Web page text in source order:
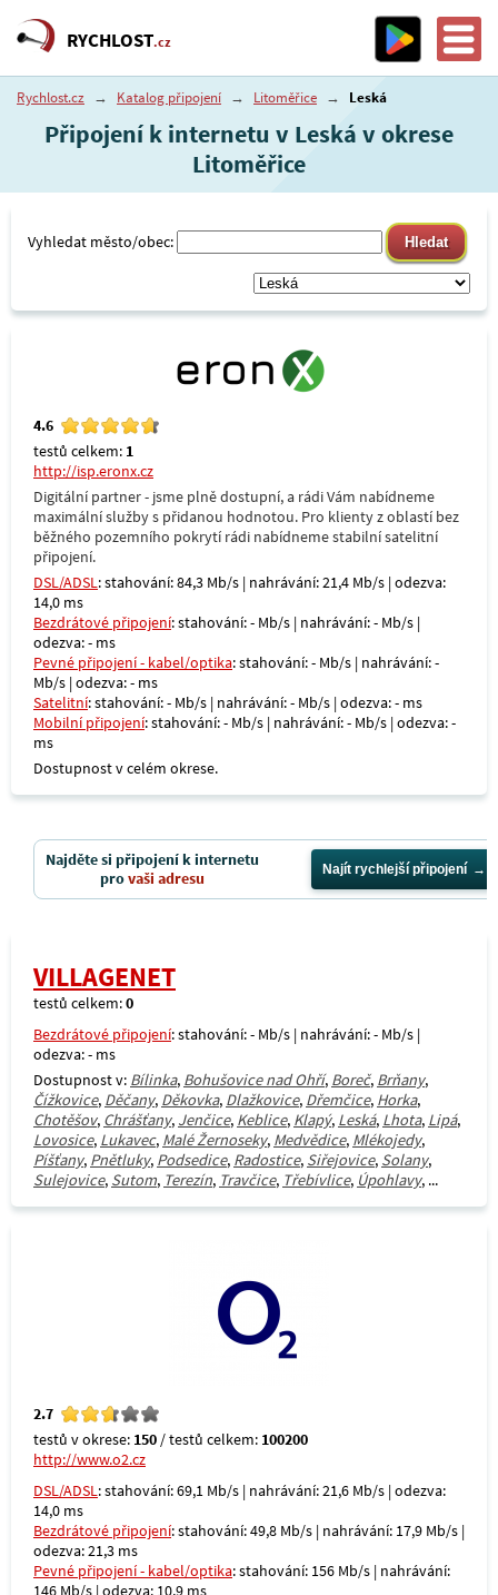
RYCHLOST.cz
Rychlost.cz → Katalog připojení → Litoměřice → Leská
Připojení k internetu v Leská v okrese
Litoměřice
Vyhledat město/obec:
4.6
testů celkem: 1
http://isp.eronx.cz
Digitální partner - jsme plně dostupní, a rádi Vám nabídneme
maximální služby s přidanou hodnotou. Pro klienty z oblastí bez
běžného pozemního pokrytí rádi nabídneme stabilní satelitní
připojení.
DSL/ADSL: stahování: 84,3 Mb/s | nahrávání: 21,4 Mb/s | odezva:
14,0 ms
Bezdrátové připojení: stahování: - Mb/s | nahrávání: - Mb/s |
odezva: - ms
Pevné připojení - kabel/optika: stahování: - Mb/s | nahrávání: -
Mb/s | odezva: - ms
Satelitní: stahování: - Mb/s | nahrávání: - Mb/s | odezva: - ms
Mobilní připojení: stahování: - Mb/s | nahrávání: - Mb/s | odezva: -
ms
Dostupnost v celém okrese.
Najděte si připojení k internetu
provaši adresu Najít rychlejší připojení
VILLAGENET
testů celkem:0
Bezdrátové připojení: stahování: - Mb/s | nahrávání: - Mb/s |
odezva: - ms
Dostupnost v: Bílinka, Bohušovice nad Ohří, Boreč, Brňany,
Čížkovice, Děčany, Děkovka, Dlažkovice, Dřemčice, Horka,
Chotěšov, Chrášťany, Jenčice, Keblice, Klapý, Leská, Lhota, Lipá,
Lovosice, Lukavec, Malé Žernoseky, Medvědice, Mlékojedy,
Píšťany, Pnětluky, Podsedice, Radostice, Siřejovice, Solany,
Sulejovice, Sutom, Terezín, Travčice, Třebívlice, Úpohlavy, ...
2.7
testů v okrese: 150 / testů celkem: 100200
http://www.o2.cz
DSL/ADSL: stahování: 69,1 Mb/s | nahrávání: 21,6 Mb/s | odezva:
14,0 ms
Bezdrátové připojení: stahování: 49,8 Mb/s | nahrávání: 17,9 Mb/s |
odezva: 21,3 ms
Pevné připojení - kabel/optika: stahování: 156 Mb/s | nahrávání:
146 Mb/s | odezva: 10,9 ms